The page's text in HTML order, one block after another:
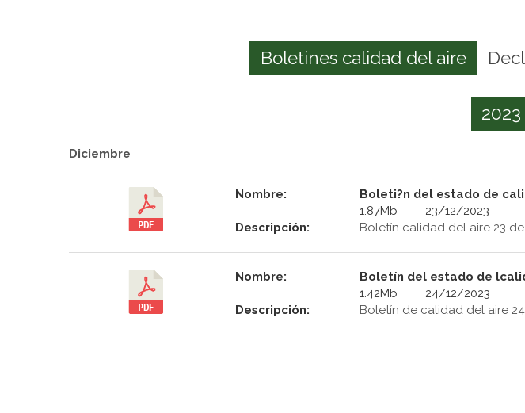
Boletines calidad del aire
2023
Diciembre
Nombre:
Boleti?n del estado de
1.87Mb
23/12/2023
Descripción:
Boletín calidad del aire 23
Nombre:
Boletín del estado de
1.42Mb
24/12/2023
Descripción:
Boletín de calidad del aire